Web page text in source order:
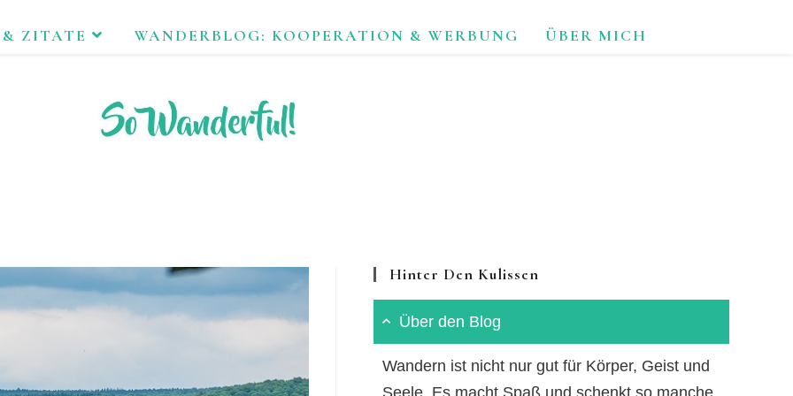
& ZITATE WANDERBLOG: KOOPERATION & WERBUNG ÜBER MICH
Hinter Den Kulissen
Über den Blog
Wandern ist nicht nur gut für Körper, Geist und
Seele. Es macht Spaß und schenkt so manche